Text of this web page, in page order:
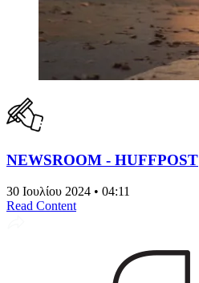
NEWSROOM - HUFFPOST
30 Ιουλίου 2024 • 04:11
Read Content